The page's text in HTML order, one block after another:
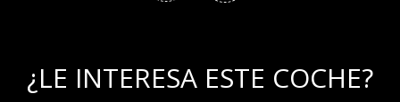
¿LE INTERESA ESTE COCHE?